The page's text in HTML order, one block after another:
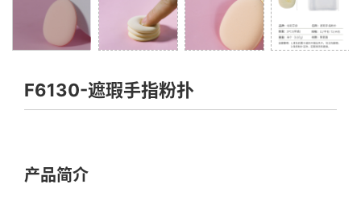
F6130-遮瑕手指粉扑
产品简介